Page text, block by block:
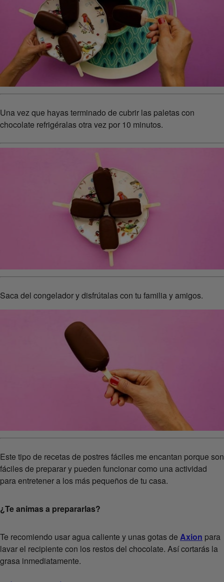
Una vez que hayas terminado de cubrir las paletas con
chocolate refrigéralas otra vez por 10 minutos.
Saca del congelador y disfrútalas con tu familia y amigos.
Este tipo de recetas de postres fáciles me encantan porque son
fáciles de preparar y pueden funcionar como una actividad
para entretener a los más pequeños de tu casa.
¿Te animas a prepararlas?
Te recomiendo usar agua caliente y unas gotas de Axion para
lavar el recipiente con los restos del chocolate. Así cortarás la
grasa inmediatamente.